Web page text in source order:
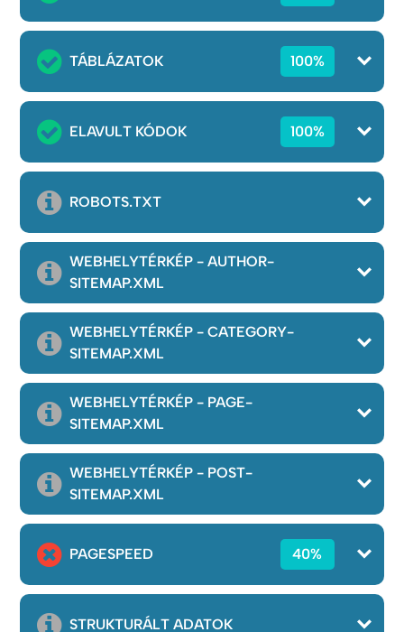
TÁBLÁZATOK 100%
ELAVULT KÓDOK 100%
ROBOTS.TXT
WEBHELYTÉRKÉP - AUTHOR-
SITEMAP.XML
WEBHELYTÉRKÉP - CATEGORY-
SITEMAP.XML
WEBHELYTÉRKÉP - PAGE-
SITEMAP.XML
WEBHELYTÉRKÉP - POST-
SITEMAP.XML
PAGESPEED 40%
STRUKTURÁLT ADATOK